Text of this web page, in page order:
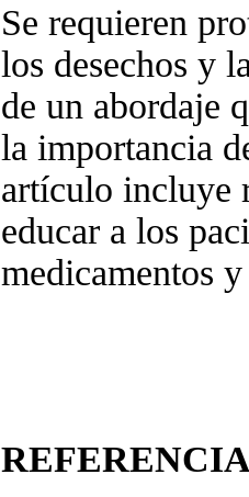
Se requieren
los desechos y
de un abordaje
la importancia
artículo incluye
educar a los
medicamentos